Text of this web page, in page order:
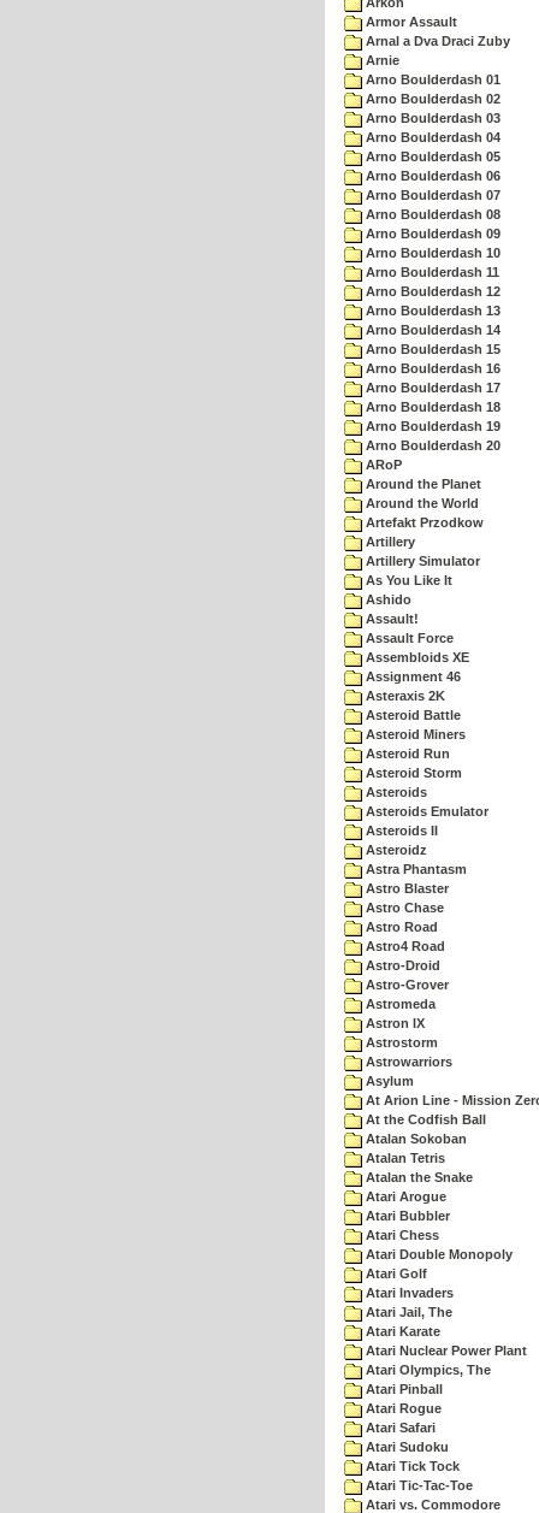
Armor Assault
Arnal a Dva Draci Zuby
Arnie
Arno Boulderdash 01
Arno Boulderdash 02
Arno Boulderdash 03
Arno Boulderdash 04
Arno Boulderdash 05
Arno Boulderdash 06
Arno Boulderdash 07
Arno Boulderdash 08
Arno Boulderdash 09
Arno Boulderdash 10
Arno Boulderdash 11
Arno Boulderdash 12
Arno Boulderdash 13
Arno Boulderdash 14
Arno Boulderdash 15
Arno Boulderdash 16
Arno Boulderdash 17
Arno Boulderdash 18
Arno Boulderdash 19
Arno Boulderdash 20
ARoP
Around the Planet
Around the World
Artefakt Przodkow
Artillery
Artillery Simulator
As You Like It
Ashido
Assault!
Assault Force
Assembloids XE
Assignment 46
Asteraxis 2K
Asteroid Battle
Asteroid Miners
Asteroid Run
Asteroid Storm
Asteroids
Asteroids Emulator
Asteroids II
Asteroidz
Astra Phantasm
Astro Blaster
Astro Chase
Astro Road
Astro4 Road
Astro-Droid
Astro-Grover
Astromeda
Astron IX
Astrostorm
Astrowarriors
Asylum
At Arion Line - Mission
At the Codfish Ball
Atalan Sokoban
Atalan Tetris
Atalan the Snake
Atari Arogue
Atari Bubbler
Atari Chess
Atari Double Monopoly
Atari Golf
Atari Invaders
Atari Jail, The
Atari Karate
Atari Nuclear Power Plant
Atari Olympics, The
Atari Pinball
Atari Rogue
Atari Safari
Atari Sudoku
Atari Tick Tock
Atari Tic-Tac-Toe
Atari vs. Commodore